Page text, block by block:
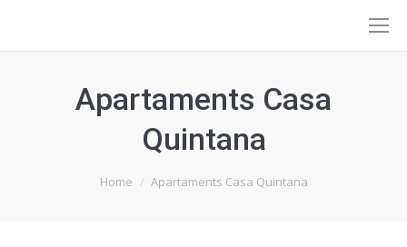
Apartaments Casa
Quintana
You are here:Home Apartaments Casa Quintana